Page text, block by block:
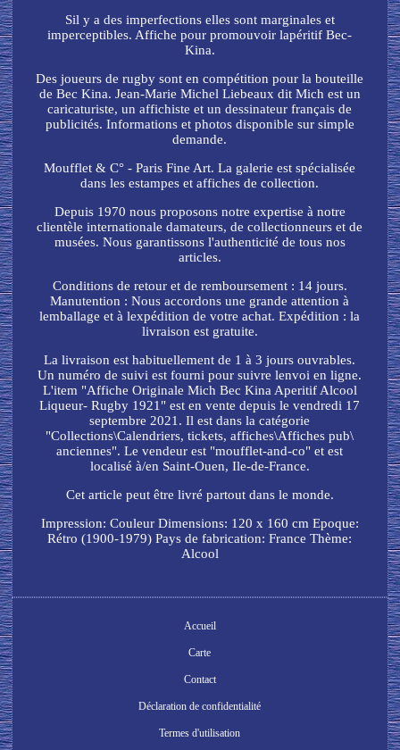
Sil y a des imperfections elles sont marginales et
imperceptibles. Affiche pour promouvoir lapéritif Bec-
Kina.
Des joueurs de rugby sont en compétition pour la bouteille
de Bec Kina. Jean-Marie Michel Liebeaux dit Mich est un
caricaturiste, un affichiste et un dessinateur français de
publicités. Informations et photos disponible sur simple
demande.
Moufflet & C° - Paris Fine Art. La galerie est spécialisée
dans les estampes et affiches de collection.
Depuis 1970 nous proposons notre expertise à notre
clientèle internationale damateurs, de collectionneurs et de
musées. Nous garantissons l'authenticité de tous nos
articles.
Conditions de retour et de remboursement : 14 jours.
Manutention : Nous accordons une grande attention à
lemballage et à lexpédition de votre achat. Expédition : la
livraison est gratuite.
La livraison est habituellement de 1 à 3 jours ouvrables.
Un numéro de suivi est fourni pour suivre lenvoi en ligne.
L'item "Affiche Originale Mich Bec Kina Aperitif Alcool
Liqueur- Rugby 1921" est en vente depuis le vendredi 17
septembre 2021. Il est dans la catégorie
"Collections\Calendriers, tickets, affiches\Affiches pub\
anciennes". Le vendeur est "moufflet-and-co" et est
localisé à/en Saint-Ouen, Ile-de-France.
Cet article peut être livré partout dans le monde.
Impression: Couleur Dimensions: 120 x 160 cm Epoque:
Rétro (1900-1979) Pays de fabrication: France Thème:
Alcool
Accueil
Carte
Contact
Déclaration de confidentialité
Termes d'utilisation